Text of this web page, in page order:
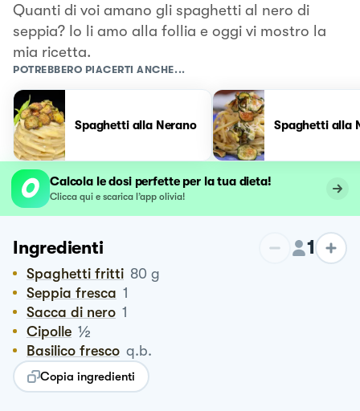
Quanti di voi amano gli spaghetti al nero di
seppia? Io li amo alla follia e oggi vi mostro la
mia ricetta.
POTREBBERO PIACERTI ANCHE...
Spaghetti alla Nerano Spaghetti alla
Calcola le dosi perfette per la tua dieta!
Clicca qui e scarica l’app olivia!
Ingredienti 1
Spaghetti fritti 80 g
Seppia fresca 1
Sacca di nero 1
Cipolle ½
Basilico fresco q.b.
Copia ingredienti